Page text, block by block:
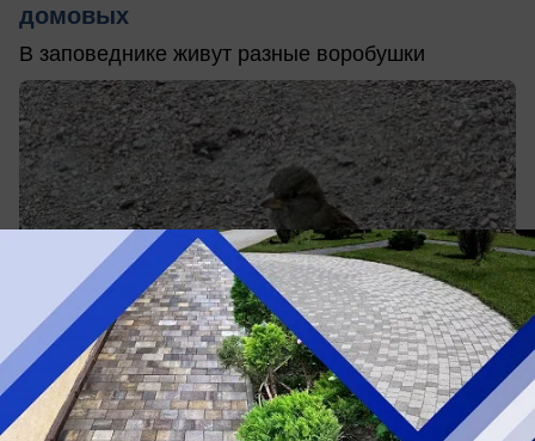
домовых
В заповеднике живут разные воробушки